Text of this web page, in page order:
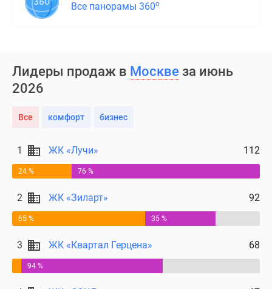
Все панорамы 360о
Лидеры продаж в Москве за июнь
2026
Все комфорт бизнес
1 ЖК «Лучи» 112
24 % 76 %
2 ЖК «Зиларт» 92
65 % 35 %
3 ЖК «Квартал Герцена» 68
94 %